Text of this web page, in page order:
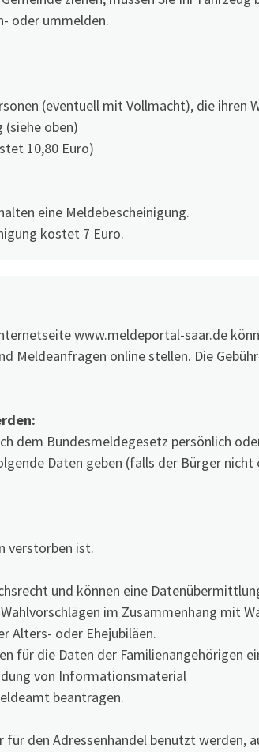
oder ummelden.
(eventuell mit Vollmacht), die ihren
oben)
10,80 Euro)
eine Meldebescheinigung.
kostet 7 Euro.
www.meldeportal-saar.de
Meldeanfragen online stellen. Die
dem Bundesmeldegesetz persönlich
Daten geben (falls der Bürger
verstorben ist.
und können eine
im Zusammenhang mit
Alters- oder Ehejubiläen.
für die Daten der Familienangehörigen
von Informationsmaterial
beantragen.
den Adressenhandel benutzt werden,